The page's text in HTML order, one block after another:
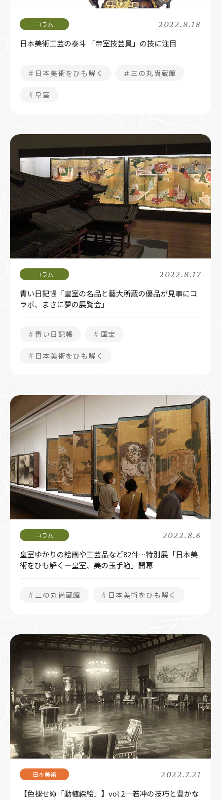
2022.8.18
日本美術工芸の泰斗 「帝室技芸員」の技に注目
＃日本美術をひも解く ＃三の丸尚蔵館
＃皇室
2022.8.17
青い日記帳「皇室の名品と藝大所蔵の優品が見事にコ
ラボ、まさに夢の展覧会」
＃青い日記帳 ＃国宝
＃日本美術をひも解く
2022.8.6
皇室ゆかりの絵画や工芸品など82件…特別展「日本美
術をひも解く―皇室、美の玉手箱」開幕
＃三の丸尚蔵館 ＃日本美術をひも解く
2022.7.21
【色褪せぬ「動植綵絵」】vol.2―若冲の技巧と豊かな